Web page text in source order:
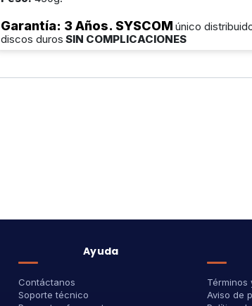
Garantía: 3 Años. SYSCOM único
discos duros SIN COMPLICACIONES
Ayuda
Contáctanos
Soporte técnico
Términos
Aviso de